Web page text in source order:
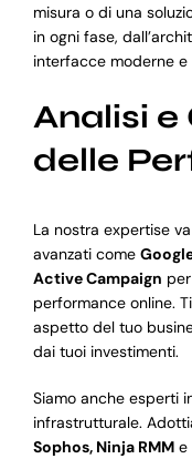
misura o di una
in ogni fase,
interfacce moderne e
Analisi
delle
La nostra expertise
avanzati come
Active Campaign
performance online.
aspetto del tuo
dai tuoi investimenti.
Siamo anche esperti
infrastrutturale.
Sophos, Ninja RMMe